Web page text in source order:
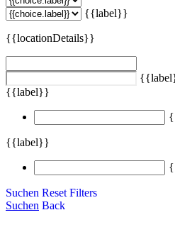
{{label}}
{{locationDetails}}
{{label}}
{{label}}
Suchen Reset Filters
Suchen Back